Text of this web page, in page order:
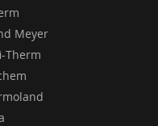
Meyer
Therm